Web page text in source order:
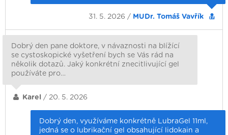
31. 5. 2026 / MUDr. Tomáš Vavřík
Dobrý den pane doktore, v návaznosti na blížící
se cystoskopické vyšetření bych se Vás rád na
několik dotazů. Jaký konkrétní znecitlivující gel
používáte pro…
Karel / 20. 5. 2026
Dobrý den, využíváme konkrétně LubraGel 11ml,
jedná se o lubrikační gel obsahující lidokain a